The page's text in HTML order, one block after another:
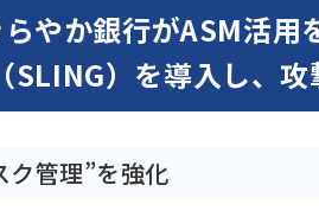
らやか銀行がASM活用
）を導入し、攻
ク管理”を強化